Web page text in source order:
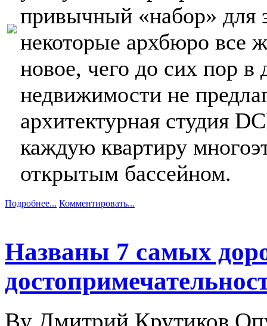
привычный «набор» для
некоторые архбюро все
новое, чего до сих пор
недвижимости не
архитектурная студия
каждую квартиру
открытым бассейном.
Подробнее... Комментировать...
Названы 7 самых
By Дмитрий Крутиков